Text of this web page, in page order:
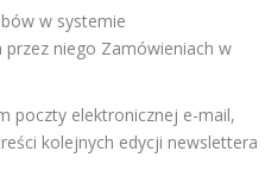
w systemie
niego Zamówieniach w
poczty elektronicznej e-mail,
kolejnych edycji newslettera